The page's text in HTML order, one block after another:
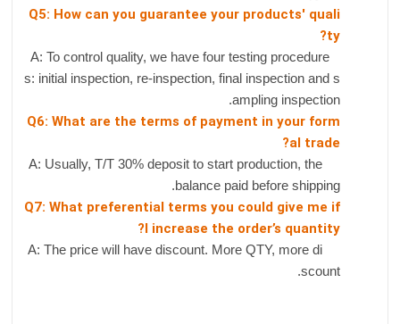
Q5: How can you guarantee your products' quali
ty?
A: To control quality, we have four testing procedure
s: initial inspection, re-inspection, final inspection and s
ampling inspection.
Q6: What are the terms of payment in your form
al trade?
A: Usually, T/T 30% deposit to start production, the
balance paid before shipping.
Q7: What preferential terms you could give me if
I increase the order’s quantity?
A: The price will have discount. More QTY, more di
scount.